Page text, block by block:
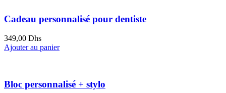
Cadeau personnalisé pour dentiste
349,00 Dhs
Ajouter au panier
Bloc personnalisé + stylo